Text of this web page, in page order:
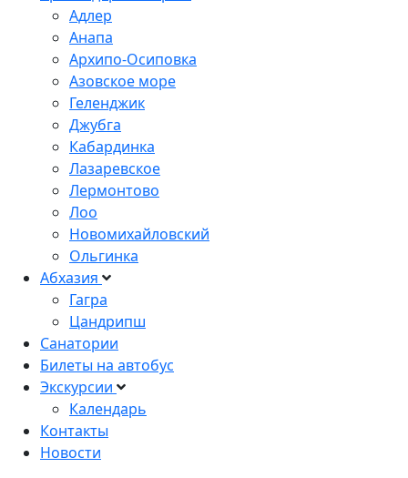
Адлер
Анапа
Архипо-Осиповка
Азовское море
Геленджик
Джубга
Кабардинка
Лазаревское
Лермонтово
Лоо
Новомихайловский
Ольгинка
Абхазия
Гагра
Цандрипш
Санатории
Билеты на автобус
Экскурсии
Календарь
Контакты
Новости